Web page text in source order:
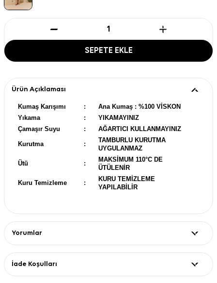
SEPETE EKLE
Ürün Açıklaması
Kumaş Karışımı :
Ana Kumaş : %100 VİSKON
Yıkama
:
YIKAMAYINIZ
Çamaşır Suyu
: AĞARTICI KULLANMAYINIZ
Kurutma :
TAMBURLU KURUTMA
UYGULANMAZ
Ütü :
MAKSİMUM 110°C DE
ÜTÜLENİR
Kuru Temizleme :
KURU TEMİZLEME
YAPILABİLİR
Yorumlar
İade Koşulları